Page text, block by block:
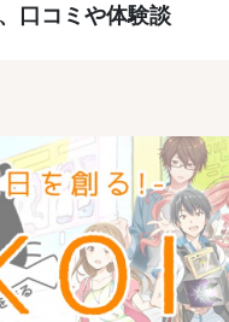
口コミや体験談